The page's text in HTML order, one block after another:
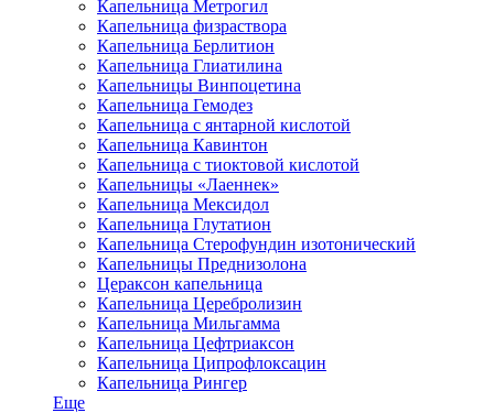
Капельница Метрогил
Капельница физраствора
Капельница Берлитион
Капельница Глиатилина
Капельницы Винпоцетина
Капельница Гемодез
Капельница с янтарной кислотой
Капельница Кавинтон
Капельница с тиоктовой кислотой
Капельницы «Лаеннек»
Капельница Мексидол
Капельница Глутатион
Капельница Стерофундин изотонический
Капельницы Преднизолона
Цераксон капельница
Капельница Церебролизин
Капельница Мильгамма
Капельница Цефтриаксон
Капельница Ципрофлоксацин
Капельница Рингер
Еще